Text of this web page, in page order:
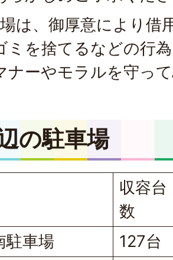
は、御厚意により借
ミを捨てるなどの行
ナーやモラルを守っ
の駐車場
収容台
数
駐車場
127台